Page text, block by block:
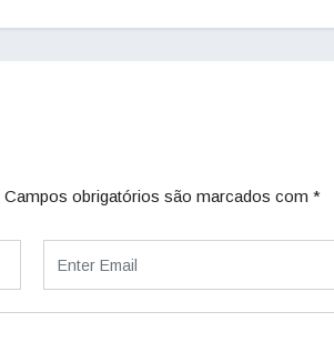
Campos obrigatórios são marcados com *